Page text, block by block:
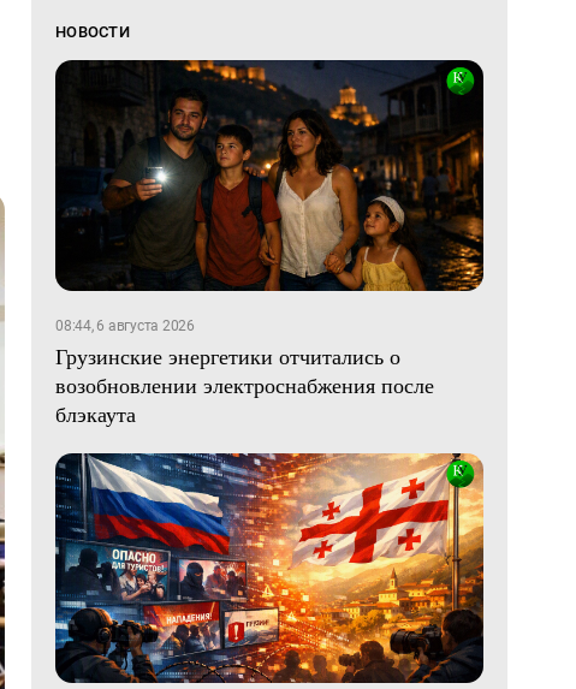
НОВОСТИ
08:44, 6 августа 2026
Грузинские энергетики отчитались о
возобновлении электроснабжения после
блэкаута